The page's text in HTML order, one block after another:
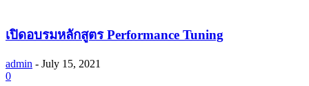
เปิดอบรมหลักสูตร Performance Tuning
admin - July 15, 2021
0